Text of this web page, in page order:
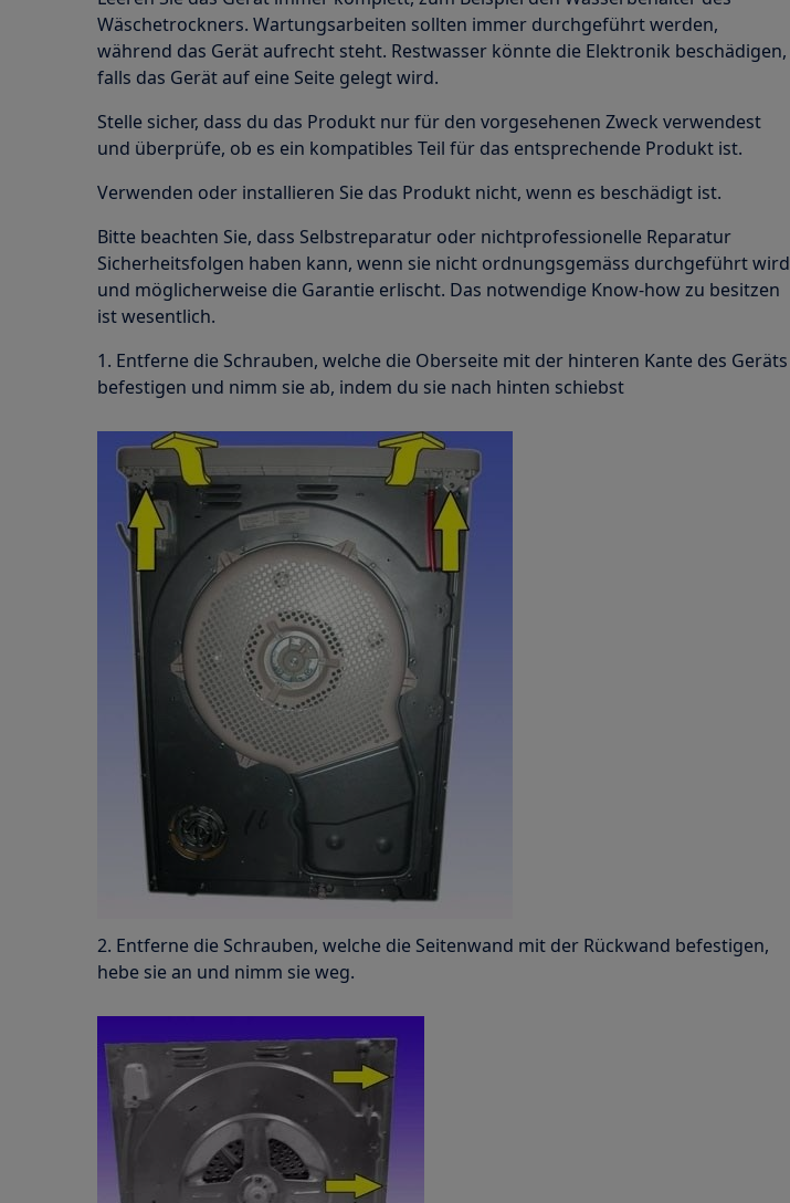
Wäschetrockners. Wartungsarbeiten sollten immer durchgeführt werden,
während das Gerät aufrecht steht. Restwasser könnte die Elektronik beschädigen,
falls das Gerät auf eine Seite gelegt wird.
Stelle sicher, dass du das Produkt nur für den vorgesehenen Zweck verwendest
und überprüfe, ob es ein kompatibles Teil für das entsprechende Produkt ist.
Verwenden oder installieren Sie das Produkt nicht, wenn es beschädigt ist.
Bitte beachten Sie, dass Selbstreparatur oder nichtprofessionelle Reparatur
Sicherheitsfolgen haben kann, wenn sie nicht ordnungsgemäss durchgeführt wird
und möglicherweise die Garantie erlischt. Das notwendige Know-how zu besitzen
ist wesentlich.
1. Entferne die Schrauben, welche die Oberseite mit der hinteren Kante des Geräts
befestigen und nimm sie ab, indem du sie nach hinten schiebst
2. Entferne die Schrauben, welche die Seitenwand mit der Rückwand befestigen,
hebe sie an und nimm sie weg.